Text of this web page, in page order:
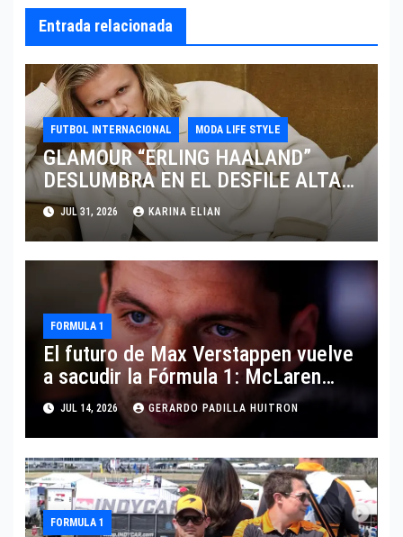
Entrada relacionada
FUTBOL INTERNACIONAL MODA LIFE STYLE
GLAMOUR “ERLING HAALAND”
DESLUMBRA EN EL DESFILE ALTA
SARTORIA DE DOLCE & GABBANA
TRAS EL MUNDIAL 2026
JUL 31, 2026 KARINA ELIAN
FORMULA 1
El futuro de Max Verstappen vuelve
a sacudir la Fórmula 1: McLaren
aparece como posible destino
JUL 14, 2026 GERARDO PADILLA HUITRON
FORMULA 1